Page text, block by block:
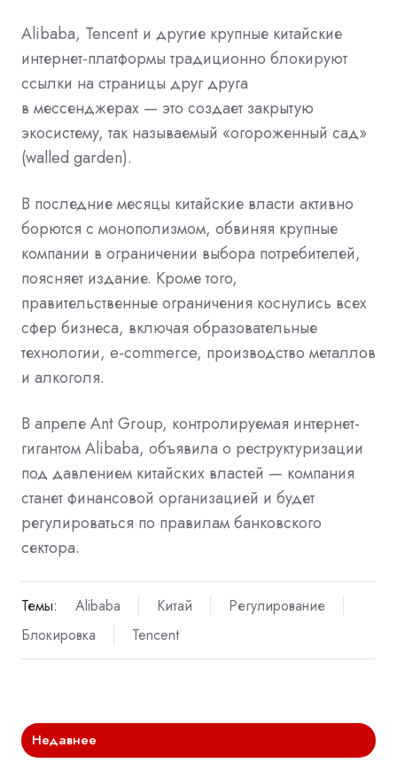
Alibaba, Tencent и другие крупные китайские
интернет-платформы традиционно блокируют
ссылки на страницы друг друга
в мессенджерах — это создает закрытую
экосистему, так называемый «огороженный сад»
(walled garden).
В последние месяцы китайские власти активно
борются с монополизмом, обвиняя крупные
компании в ограничении выбора потребителей,
поясняет издание. Кроме того,
правительственные ограничения коснулись всех
сфер бизнеса, включая образовательные
технологии, e-commerce, производство металлов
и алкоголя.
В апреле Ant Group, контролируемая интернет-
гигантом Alibaba, объявила о реструктуризации
под давлением китайских властей — компания
станет финансовой организацией и будет
регулироваться по правилам банковского
сектора.
Темы: Alibaba Китай
Регулирование
Блокировка
Tencent
Недавнее